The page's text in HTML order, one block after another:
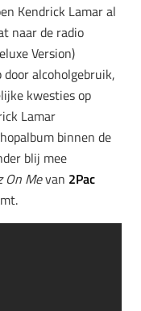
Kendrick Lamar al
naar de radio
Version)
alcoholgebruik,
kwesties op
Lamar
binnen de
blij mee
On Mevan 2Pac